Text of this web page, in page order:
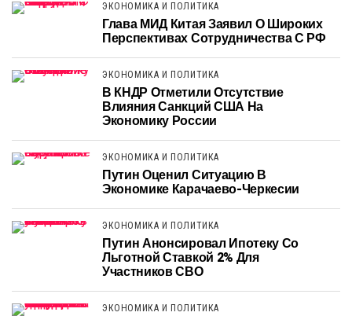
ЭКОНОМИКА И ПОЛИТИКА
Глава МИД Китая Заявил О Широких
Перспективах Сотрудничества С РФ
ЭКОНОМИКА И ПОЛИТИКА
В КНДР Отметили Отсутствие
Влияния Санкций США На
Экономику России
ЭКОНОМИКА И ПОЛИТИКА
Путин Оценил Ситуацию В
Экономике Карачаево-Черкесии
ЭКОНОМИКА И ПОЛИТИКА
Путин Анонсировал Ипотеку Со
Льготной Ставкой 2% Для
Участников СВО
ЭКОНОМИКА И ПОЛИТИКА